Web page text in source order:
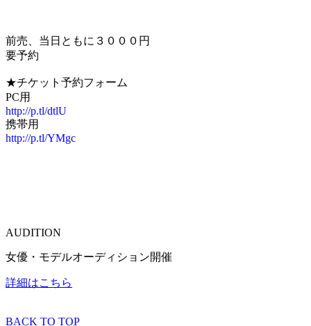
前売、当日ともに３０００円
要予約
★チケット予約フォーム
PC用
http://p.tl/dtlU
携帯用
http://p.tl/YMgc
AUDITION
女優・モデルオーディション開催
詳細はこちら
BACK TO TOP